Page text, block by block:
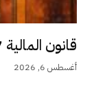
قانون المالية 2027: أخنوش يبقي على دعم...
أغسطس 6, 2026